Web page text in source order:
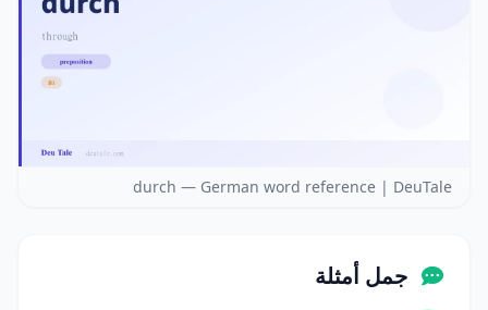
durch — German word reference | DeuTale
جمل أمثلة